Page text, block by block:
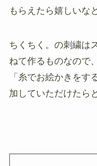
もらえたら嬉しいな
ちくちく。の刺繍は
ねて作るものなので、
「糸でお絵かきをす
加していただけたら